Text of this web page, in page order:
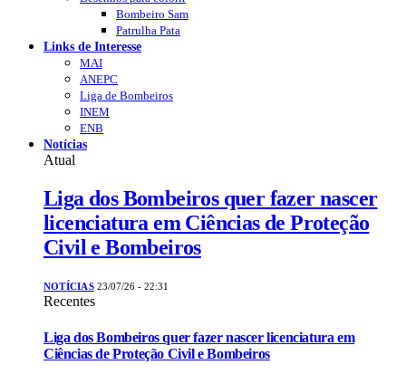
Bombeiro Sam
Patrulha Pata
Links de Interesse
MAI
ANEPC
Liga de Bombeiros
INEM
ENB
Notícias
Atual
Liga dos Bombeiros quer fazer nascer
licenciatura em Ciências de Proteção
Civil e Bombeiros
NOTÍCIAS 23/07/26 - 22:31
Recentes
Liga dos Bombeiros quer fazer nascer licenciatura em
Ciências de Proteção Civil e Bombeiros